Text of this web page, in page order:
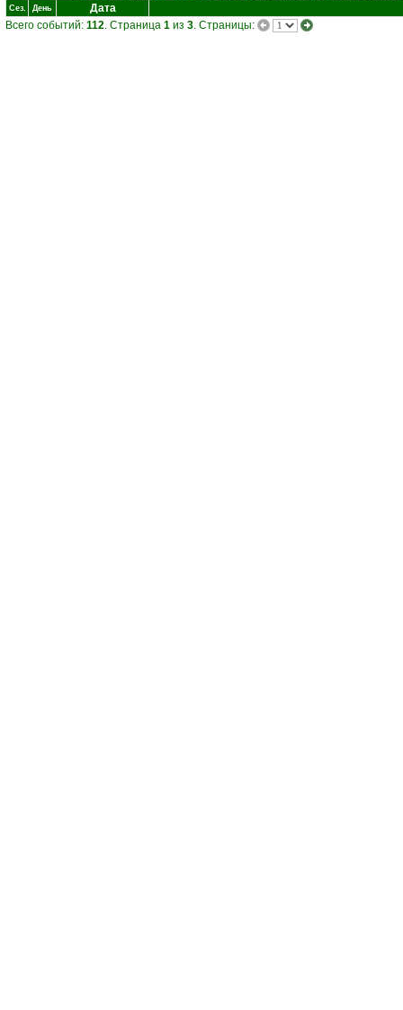
Сез. День
Дата
Всего событий: 112. Страница 1 из 3. Страницы: